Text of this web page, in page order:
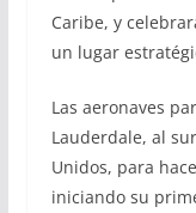
Caribe, y
un lugar
Las aeronaves
Lauderdale, al
Unidos, para
iniciando su